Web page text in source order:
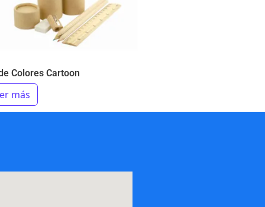
Colores Cartoon
más